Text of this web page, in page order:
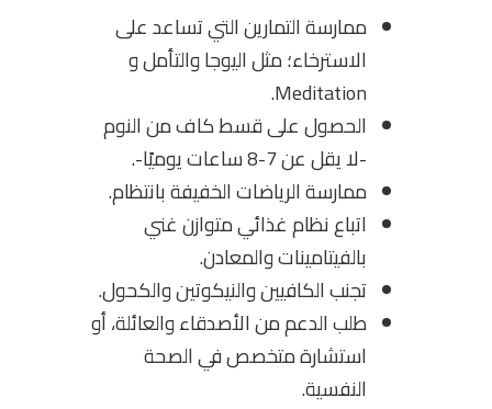
ممارسة التمارين التي تساعد على
الاسترخاء؛ مثل اليوجا والتأمل و
Meditation.
الحصول على قسط كاف من النوم
-لا يقل عن 7-8 ساعات يوميًا-.
ممارسة الرياضات الخفيفة بانتظام.
اتباع نظام غذائي متوازن غني
بالفيتامينات والمعادن.
تجنب الكافيين والنيكوتين والكحول.
طلب الدعم من الأصدقاء والعائلة، أو
استشارة متخصص في الصحة
النفسية.